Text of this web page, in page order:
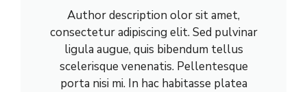
Author description olor sit amet,
consectetur adipiscing elit. Sed pulvinar
ligula augue, quis bibendum tellus
scelerisque venenatis. Pellentesque
porta nisi mi. In hac habitasse platea